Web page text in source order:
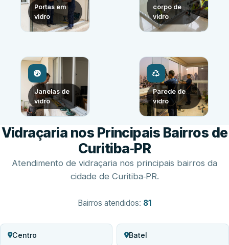
Portas em
vidro
corpo de
vidro
Janelas de
vidro
Parede de
vidro
Vidraçaria nos Principais Bairros de
Curitiba‑PR
Atendimento de vidraçaria nos principais bairros da
cidade de Curitiba‑PR.
Bairros atendidos: 81
Centro Batel